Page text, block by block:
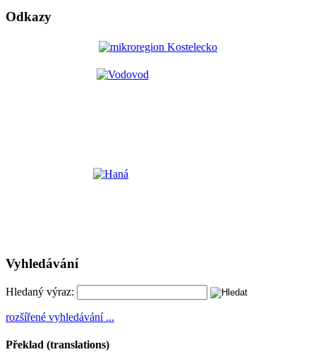
Odkazy
Vyhledávání
Hledaný výraz:
rozšířené vyhledávání ...
Překlad (translations)